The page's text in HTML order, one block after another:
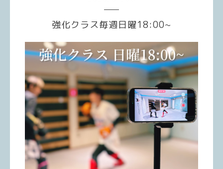
強化クラス毎週日曜18:00~